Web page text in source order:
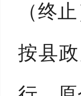
（终
按县